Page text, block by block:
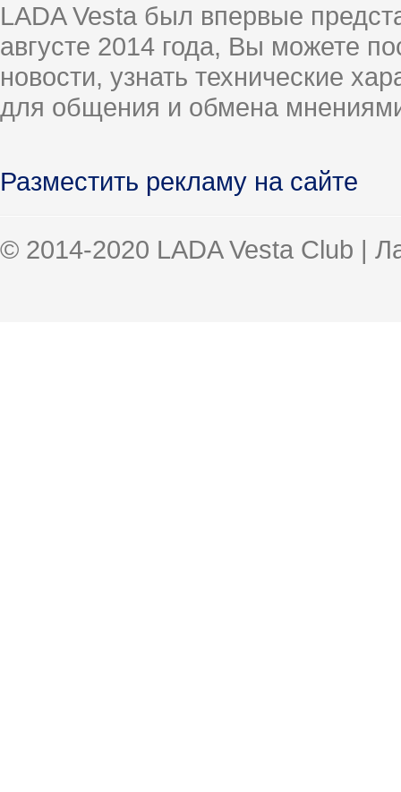
LADA Vesta был впервые
августе 2014 года, Вы можете
новости, узнать технические
для общения и обмена
Разместить рекламу на сайте
© 2014-2020 LADA Vesta Club |